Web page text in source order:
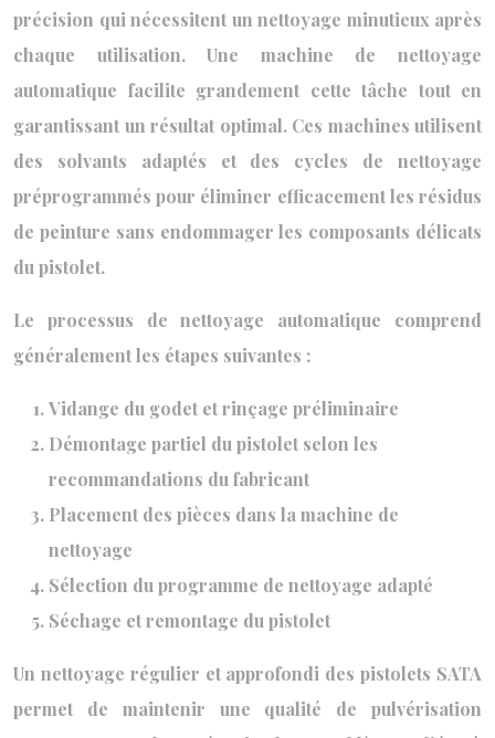
précision qui nécessitent un nettoyage minutieux après
chaque utilisation. Une machine de nettoyage
automatique facilite grandement cette tâche tout en
garantissant un résultat optimal. Ces machines utilisent
des solvants adaptés et des cycles de nettoyage
préprogrammés pour éliminer efficacement les résidus
de peinture sans endommager les composants délicats
du pistolet.
Le processus de nettoyage automatique comprend
généralement les étapes suivantes :
Vidange du godet et rinçage préliminaire
Démontage partiel du pistolet selon les
recommandations du fabricant
Placement des pièces dans la machine de
nettoyage
Sélection du programme de nettoyage adapté
Séchage et remontage du pistolet
Un nettoyage régulier et approfondi des pistolets SATA
permet de maintenir une qualité de pulvérisation